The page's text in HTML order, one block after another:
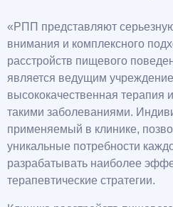
«РПП представляют
внимания и комплексного
расстройств пищевого
является ведущим
высококачественная терапия
такими заболеваниями.
применяемый в клинике,
уникальные потребности
разрабатывать наиболее
терапевтические стратегии.